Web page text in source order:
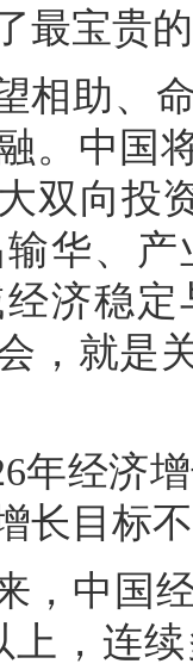
最宝贵
相助、
。中国
双向投
华、
济稳
，就是
年经济
长目标
，中国
上，连